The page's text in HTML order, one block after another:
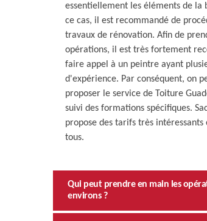
essentiellement les éléments de la
ce cas, il est recommandé de
travaux de rénovation. Afin de
opérations, il est très fortement
faire appel à un peintre ayant
d'expérience. Par conséquent, on
proposer le service de Toiture
suivi des formations spécifiques.
propose des tarifs très intéressants
tous.
Qui peut prendre en main les
environs ?